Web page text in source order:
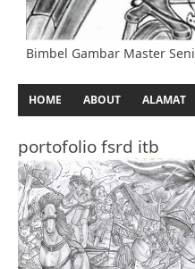
Bimbel Gambar Master Seni
HOME ABOUT ALAMAT
portofolio fsrd itb